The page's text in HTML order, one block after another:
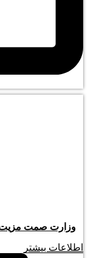
وزارت صمت
اطلاعات بیشتر